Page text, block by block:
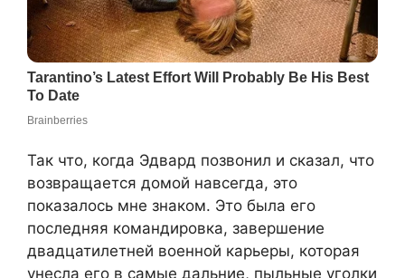
Так что, когда Эдвард позвонил и сказал, что
возвращается домой навсегда, это
показалось мне знаком. Это была его
последняя командировка, завершение
двадцатилетней военной карьеры, которая
унесла его в самые дальние, пыльные уголки